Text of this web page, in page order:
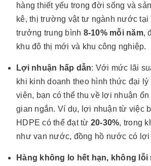
hàng thiết yếu trong đời sống và
kê, thị trường vật tư ngành nước tại
trưởng trung bình 8-10% mỗi năm,
khu đô thị mới và khu công nghiệp.
Lợi nhuận hấp dẫn: Với mức lãi
khi kinh doanh theo hình thức đại lý
viên, bạn có thể thu về lợi nhuận
gian ngắn. Ví dụ, lợi nhuận từ việc
HDPE có thể đạt từ 20-30%, trong
như van nước, đồng hồ nước có lợi
Hàng không lo hết hạn, không lỗi